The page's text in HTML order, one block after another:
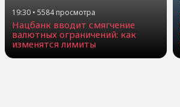
19:30 • 5584 просмотра
Нацбанк вводит смягчение
валютных ограничений: как
изменятся лимиты